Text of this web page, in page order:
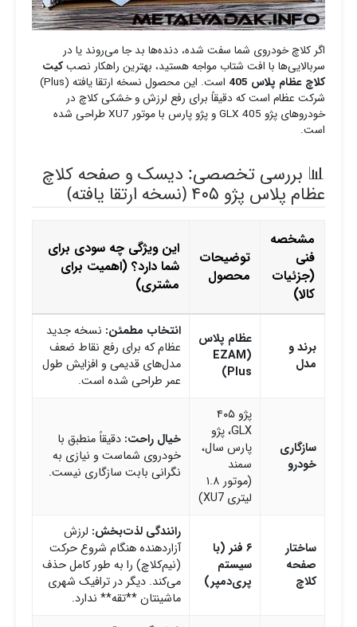
اگر کلاچ خودروی شما سفت شده، دنده‌ها بد جا می‌روند یا در
سربالایی‌ها با افت شتاب مواجه هستید، بهترین راهکار نصبکیت
کلاچ عظام پلاس 405
است. این محصول نسخه ارتقا یافته (Plus)
شرکت عظام است که دقیقاً برای رفع لرزش و خشکی کلاچ در
خودروهای پژو 405 GLX و پژو پارس با موتور XU7 طراحی شده
است.
📊 بررسی تخصصی: دیسک و صفحه کلاچ
عظام پلاس پژو ۴۰۵ (نسخه ارتقا یافته)
مشخصه
فنی
(جزئیات
کالا)
توضیحات
محصول
این ویژگی چه سودی برای
شما دارد؟ (اهمیت برای
مشتری)
برند و
مدل
عظام پلاس
(EZAM
Plus)
انتخاب مطمئن: نسخه جدید
عظام که برای رفع نقاط ضعف
مدل‌های قدیمی و افزایش طول
عمر طراحی شده است.
سازگاری
خودرو
پژو ۴۰۵
GLX، پژو
پارس سال،
سمند
(موتور ۱.۸
لیتری XU7)
خیال راحت: دقیقاً منطبق با
خودروی شماست و نیازی به
نگرانی بابت سازگاری نیست.
ساختار
صفحه
کلاچ
۶ فنر (با
سیستم
پری‌دمپر)
رانندگی لذت‌بخش: لرزش
آزاردهنده هنگام شروع حرکت
(نیم‌کلاچ) را به طور کامل حذف
می‌کند. دیگر در ترافیک شهری
ماشینتان **تقه** ندارد.